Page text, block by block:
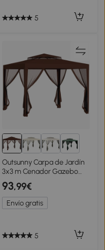
5
1+
Outsunny Carpa de Jardín
3x3 m Cenador Gazebo
con 4 Mosquiteras
Laterales Techo Doble 8
Orificios de Drenaje Marco
de Metal Marrón
93,99€
Envío gratis
5